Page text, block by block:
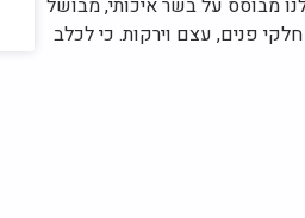
פנים, עצם וירקות. כי לכלב